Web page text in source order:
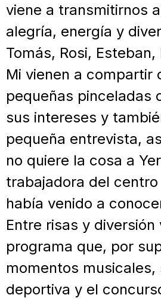
viene a transmitirnos
alegría, energía y
Tomás, Rosi,
Mi vienen a compartir
pequeñas pinceladas
sus intereses y
pequeña entrevista,
no quiere la cosa a
trabajadora del
había venido a
Entre risas y
programa que, por
momentos musicales,
deportiva y el